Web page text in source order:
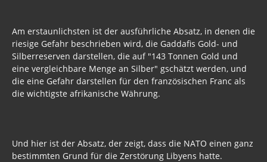
Brd - Syrien
Brd - USA
Schweden
Österreich
Am erstaunlichsten ist der ausführliche Absatz, in denen die
riesige Gefahr beschrieben wird, die Gaddafis Gold- und
Silberreserven darstellen, die auf "143 Tonnen Gold und
eine vergleichbare Menge an Silber" gschätzt werden, und
die eine Gefahr darstellen für den französischen Franc als
die wichtigste afrikanische Währung.
Und hier ist der Absatz, der zeigt, dass die NATO einen ganz
bestimmten Grund für die Zerstörung Libyens hatte.